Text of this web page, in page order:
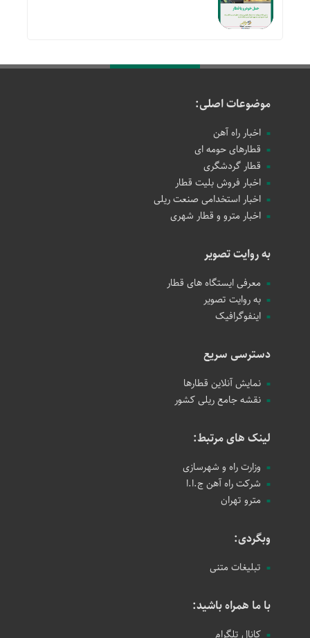
موضوعات اصلی:
اخبار راه آهن
قطارهای حومه ای
قطار گردشگری
اخبار فروش بلیت قطار
اخبار استخدامی صنعت ریلی
اخبار مترو و قطار شهری
به روایت تصویر
معرفی ایستگاه های قطار
به روایت تصویر
اینفوگرافیک
دسترسی سریع
نمایش آنلاین قطارها
نقشه جامع ریلی کشور
لینک های مرتبط:
وزارت راه و شهرسازی
شرکت راه آهن ج.ا.ا
مترو تهران
وبگردی:
تبلیغات متنی
با ما همراه باشید:
کانال تلگرام